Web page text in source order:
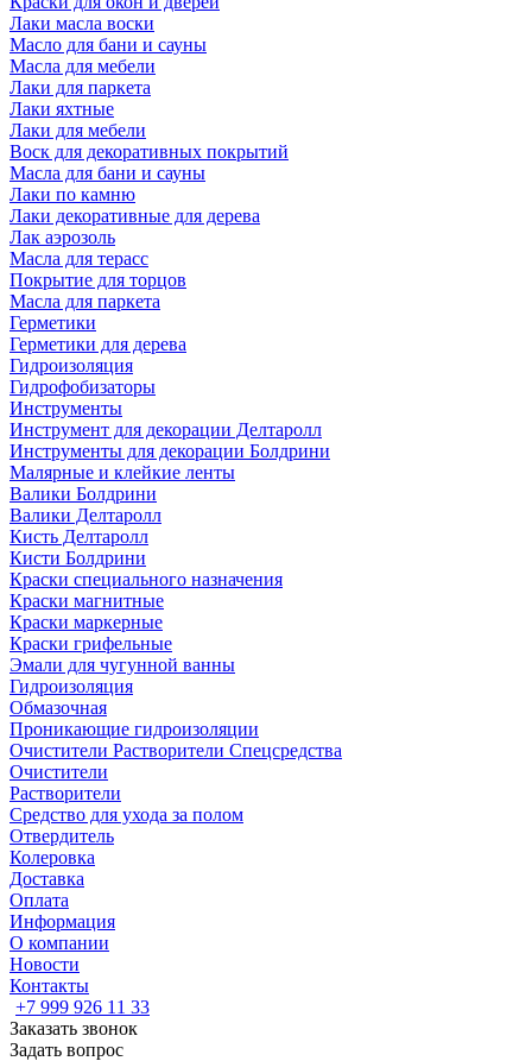
Лаки масла воски
Масло для бани и сауны
Масла для мебели
Лаки для паркета
Лаки яхтные
Лаки для мебели
Воск для декоративных покрытий
Масла для бани и сауны
Лаки по камню
Лаки декоративные для дерева
Лак аэрозоль
Масла для терасс
Покрытие для торцов
Масла для паркета
Герметики
Герметики для дерева
Гидроизоляция
Гидрофобизаторы
Инструменты
Инструмент для декорации Делтаролл
Инструменты для декорации Болдрини
Малярные и клейкие ленты
Валики Болдрини
Валики Делтаролл
Кисть Делтаролл
Кисти Болдрини
Краски специального назначения
Краски магнитные
Краски маркерные
Краски грифельные
Эмали для чугунной ванны
Гидроизоляция
Обмазочная
Проникающие гидроизоляции
Очистители Растворители Спецсредства
Очистители
Растворители
Средство для ухода за полом
Отвердитель
Колеровка
Доставка
Оплата
Информация
О компании
Новости
Контакты
+7 999 926 11 33
Заказать звонок
Задать вопрос